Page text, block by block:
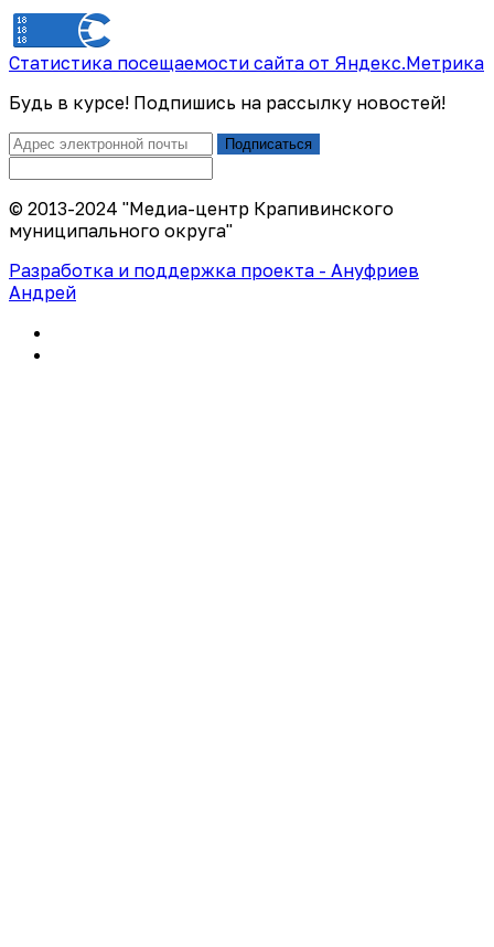
Статистика посещаемости сайта от Яндекс.Метрика
Будь в курсе! Подпишись на рассылку новостей!
Подписаться
© 2013-2024 "Медиа-центр Крапивинского
муниципального округа"
Разработка и поддержка проекта - Ануфриев
Андрей